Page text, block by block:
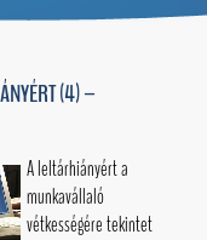
(4) –
A leltárhiányért a
munkavállaló
vétkességére tekintet